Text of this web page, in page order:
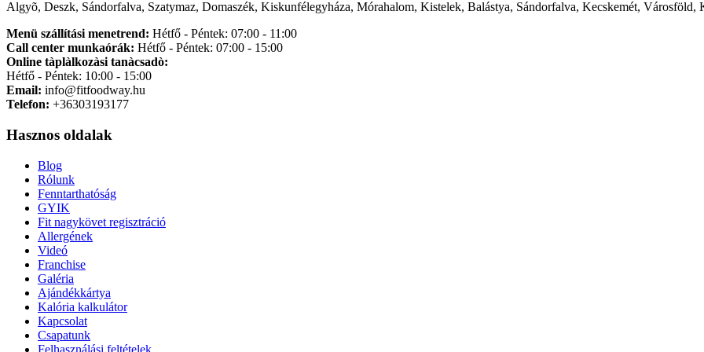
Algyõ, Deszk, Sándorfalva, Szatymaz, Domaszék, Kiskunfélegyháza, Mórahalom, Kistelek, Balástya, Sándorfalva, Kecskemét, Városföld,
Menü szállítási menetrend: Hétfő - Péntek: 07:00 - 11:00
Call center munkaórák: Hétfő - Péntek: 07:00 - 15:00
Online tàplàlkozàsi tanàcsadò:
Hétfő - Péntek: 10:00 - 15:00
Email: info@fitfoodway.hu
Telefon: +36303193177
Hasznos oldalak
Blog
Rólunk
Fenntarthatóság
GYIK
Fit nagykövet regisztráció
Allergének
Videó
Franchise
Galéria
Ajándékkártya
Kalória kalkulátor
Kapcsolat
Csapatunk
Felhasználási feltételek